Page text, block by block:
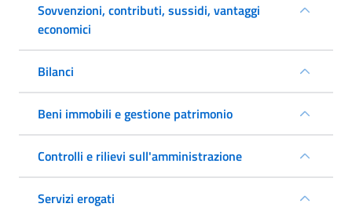
Sovvenzioni, contributi, sussidi, vantaggi
economici
Bilanci
Beni immobili e gestione patrimonio
Controlli e rilievi sull'amministrazione
Servizi erogati